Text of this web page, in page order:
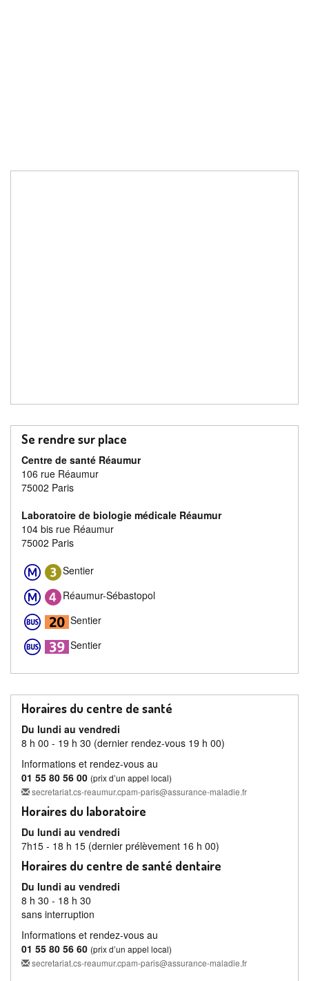
Se rendre sur place
Centre de santé Réaumur
106 rue Réaumur
75002 Paris
Laboratoire de biologie médicale Réaumur
104 bis rue Réaumur
75002 Paris
Sentier
Réaumur-Sébastopol
Sentier
Sentier
Horaires du centre de santé
Du lundi au vendredi
8 h 00 - 19 h 30 (dernier rendez-vous 19 h 00)
Informations et rendez-vous au
01 55 80 56 00 (prix d’un appel local)
secretariat.cs-reaumur.cpam-paris@assurance-maladie.fr
Horaires du laboratoire
Du lundi au vendredi
7h15 - 18 h 15 (dernier prélèvement 16 h 00)
Horaires du centre de santé dentaire
Du lundi au vendredi
8 h 30 - 18 h 30
sans interruption
Informations et rendez-vous au
01 55 80 56 60 (prix d’un appel local)
secretariat.cs-reaumur.cpam-paris@assurance-maladie.fr